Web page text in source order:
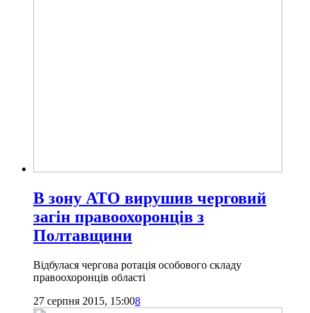
В зону АТО вирушив черговий
загін правоохоронців з
Полтавщини
Відбулася чергова ротація особового складу
правоохоронців області
27 серпня 2015, 15:008